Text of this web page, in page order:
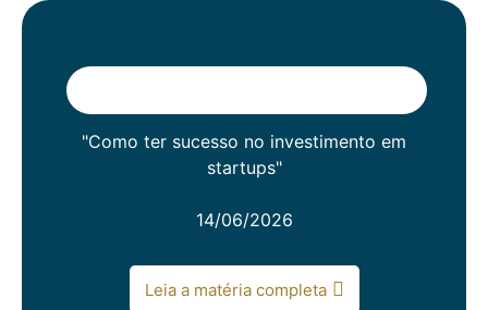
"Como ter sucesso no investimento em
startups"
14/06/2026
Leia a matéria completa